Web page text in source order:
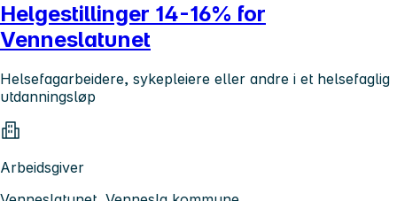
Helgestillinger 14-16% for
Venneslatunet
Helsefagarbeidere, sykepleiere eller andre i et helsefaglig
utdanningsløp
Arbeidsgiver